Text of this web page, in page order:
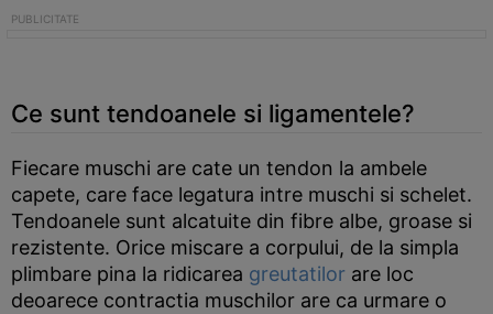
Ce sunt tendoanele si ligamentele?
Fiecare muschi are cate un tendon la ambele
capete, care face legatura intre muschi si schelet.
Tendoanele sunt alcatuite din fibre albe, groase si
rezistente. Orice miscare a corpului, de la simpla
plimbare pina la ridicarea greutatilor are loc
deoarece contractia muschilor are ca urmare o